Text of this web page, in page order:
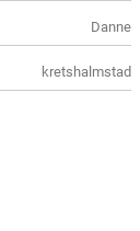
Danne
kretshalmstad